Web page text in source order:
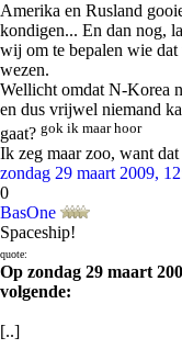
Amerika en Rusland
kondigen... En dan nog,
wij om te bepalen wie
wezen.
Wellicht omdat N-Korea
en dus vrijwel niemand
gaat? gok ik maar hoor
Ik zeg maar zoo, want
zondag 29 maart 2009,
0
BasOne
Spaceship!
quote:
Op zondag 29 maart
volgende:
[..]